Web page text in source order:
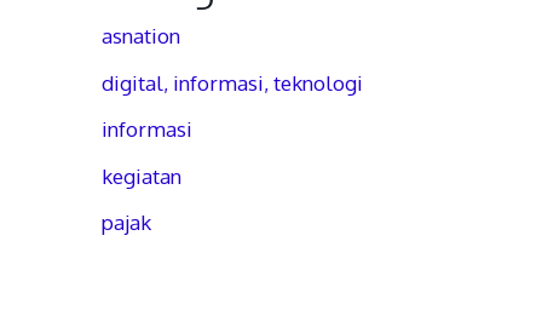
asnation
digital, informasi, teknologi
informasi
kegiatan
pajak